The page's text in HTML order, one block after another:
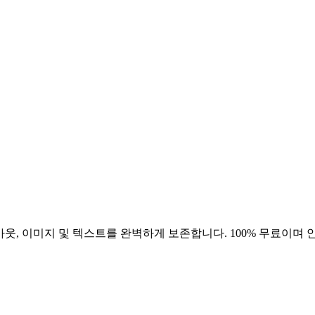
, 이미지 및 텍스트를 완벽하게 보존합니다. 100% 무료이며